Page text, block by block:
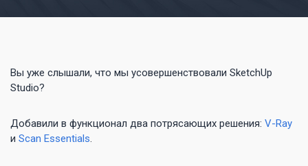
Вы уже слышали, что мы усовершенствовали SketchUp
Studio?
Добавили в функционал два потрясающих решения: V-Ray
и Scan Essentials.